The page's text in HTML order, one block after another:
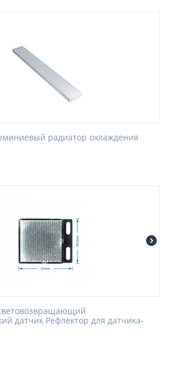
радиатор охлаждения
датчик Рефлектор для датчика-